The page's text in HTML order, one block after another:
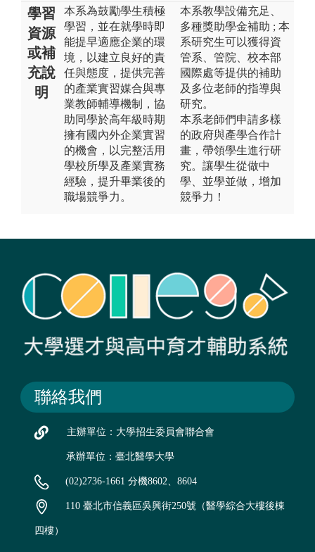
學習
資源
或補
充說
明
本系為鼓勵學生積極
學習，並在就學時即
能提早適應企業的環
境，以建立良好的責
任與態度，提供完善
的產業實習媒合與專
業教師輔導機制，協
助同學於高年級時期
擁有國內外企業實習
的機會，以完整活用
學校所學及產業實務
經驗，提升畢業後的
職場競爭力。
本系教學設備充足、
多種獎助學金補助 ; 本
系研究生可以獲得資
管系、管院、校本部
國際處等提供的補助
及多位老師的指導與
研究。
本系老師們申請多樣
的政府與產學合作計
畫，帶領學生進行研
究。讓學生從做中
學、並學並做，增加
競爭力！
聯絡我們
主辦單位：大學招生委員會聯合會
承辦單位：臺北醫學大學
(02)2736-1661 分機8602、8604
110 臺北市信義區吳興街250號（醫學綜合大樓後棟
四樓）